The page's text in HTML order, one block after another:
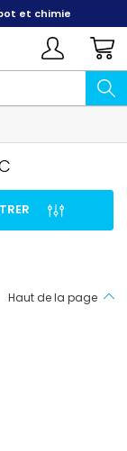
et chimie
Haut de la page